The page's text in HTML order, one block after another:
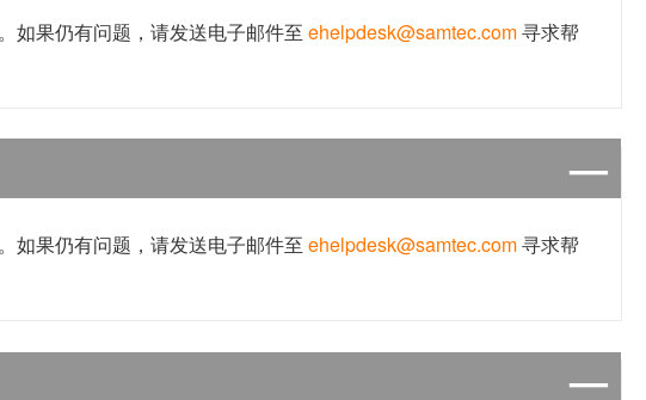
如果仍有问题，请发送电子邮件至 ehelpdesk@samtec.com寻求帮
如果仍有问题，请发送电子邮件至 ehelpdesk@samtec.com寻求帮